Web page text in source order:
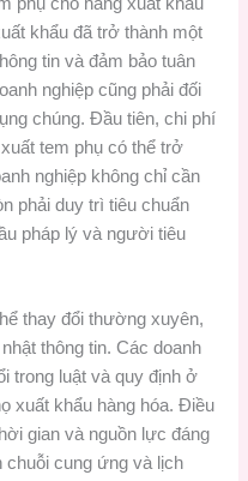
khẩu đã trở thành một
tin và đảm bảo tuân
nghiệp cũng phải đối
chúng. Đầu tiên, chi phí
tem phụ có thể trở
nghiệp không chỉ cần
phải duy trì tiêu chuẩn
pháp lý và người tiêu
thay đổi thường xuyên,
thông tin. Các doanh
trong luật và quy định ở
xuất khẩu hàng hóa. Điều
gian và nguồn lực đáng
chuỗi cung ứng và lịch